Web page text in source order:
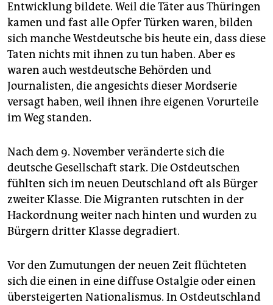
Entwicklung bildete. Weil die Täter aus Thüringen
kamen und fast alle Opfer Türken waren, bilden
sich manche Westdeutsche bis heute ein, dass diese
Taten nichts mit ihnen zu tun haben. Aber es
waren auch westdeutsche Behörden und
Journalisten, die angesichts dieser Mordserie
versagt haben, weil ihnen ihre eigenen Vorurteile
im Weg standen.
Nach dem 9. November veränderte sich die
deutsche Gesellschaft stark. Die Ostdeutschen
fühlten sich im neuen Deutschland oft als Bürger
zweiter Klasse. Die Migranten rutschten in der
Hackordnung weiter nach hinten und wurden zu
Bürgern dritter Klasse degradiert.
Vor den Zumutungen der neuen Zeit flüchteten
sich die einen in eine diffuse Ostalgie oder einen
übersteigerten Nationalismus. In Ostdeutschland